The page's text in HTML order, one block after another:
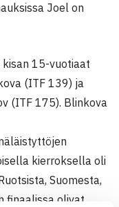
Joel on
15-vuotiaat
(ITF 139) ja
(ITF 175). Blinkova
kierroksella oli
Suomesta,
finaalissa olivat